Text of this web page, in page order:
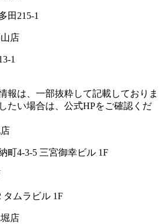
田215-1
店
1
報は、一部抜粋して記載しておりま
たい場合は、公式HPをご確認くだ
町4-3-5 三宮御幸ビル 1F
タムラビル 1F
店